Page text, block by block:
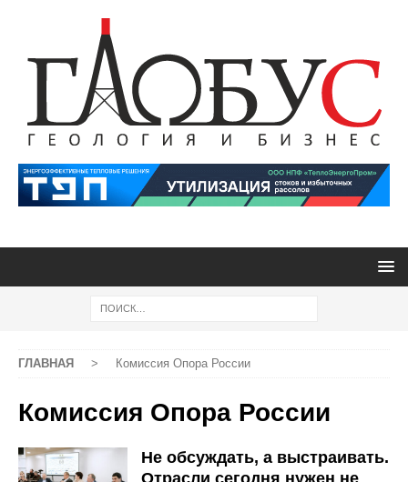
ГЛАВНАЯ > Комиссия Опора России
Комиссия Опора России
Не обсуждать, а выстраивать.
Отрасли сегодня нужен не